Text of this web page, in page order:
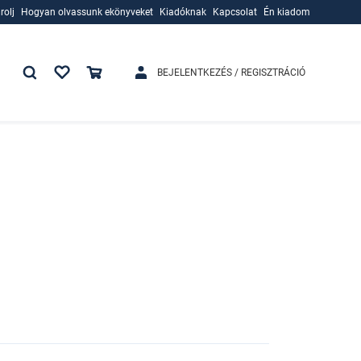
Hogyan olvassunk ekönyveket
Kiadóknak
Kapcsolat Én kiadom
BEJELENTKEZÉS / REGISZTRÁCIÓ